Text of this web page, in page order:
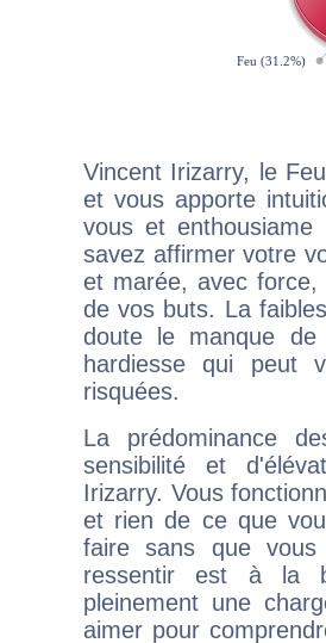
Vincent Irizarry, le
et vous apporte
vous et
savez affirmer votre
et marée, avec
de vos buts. La
doute le manque
hardiesse qui peut
risquées.
La prédominance
sensibilité et
Irizarry. Vous
et rien de ce que
faire sans que
ressentir est à la
pleinement une
aimer pour